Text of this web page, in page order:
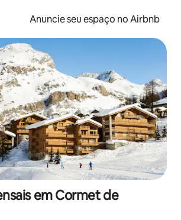
Anuncie seu espaço no Airbnb
em Cormet de